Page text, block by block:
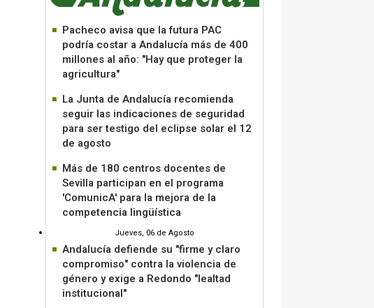
Pacheco avisa que la futura PAC
podría costar a Andalucía más de 400
millones al año: "Hay que proteger la
agricultura"
La Junta de Andalucía recomienda
seguir las indicaciones de seguridad
para ser testigo del eclipse solar el 12
de agosto
Más de 180 centros docentes de
Sevilla participan en el programa
'ComunicA' para la mejora de la
competencia lingüística
Jueves, 06 de Agosto
Andalucía defiende su "firme y claro
compromiso" contra la violencia de
género y exige a Redondo "lealtad
institucional"